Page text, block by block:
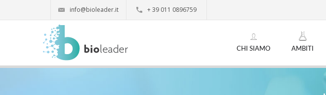
info@bioleader.it + 39 011 0896759
CHI SIAMO AMBITI